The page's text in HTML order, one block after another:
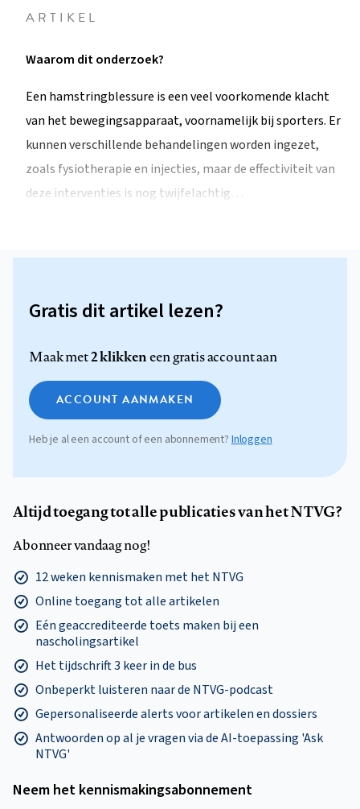
ARTIKEL
Waarom dit onderzoek?
Een hamstringblessure is een veel voorkomende klacht
van het bewegingsapparaat, voornamelijk bij sporters. Er
kunnen verschillende behandelingen worden ingezet,
zoals fysiotherapie en injecties, maar de effectiviteit van
deze interventies is nog twijfelachtig…
Gratis dit artikel lezen?
Maak met2 klikkeneen gratis account aan
ACCOUNT AANMAKEN
Heb je al een account of een abonnement?Inloggen
Altijd toegang tot alle publicaties van het NTVG?
Abonneer vandaag nog!
12 weken kennismaken met het NTVG
Online toegang tot alle artikelen
Eén geaccrediteerde toets maken bij een
nascholingsartikel
Het tijdschrift 3 keer in de bus
Onbeperkt luisteren naar de NTVG-podcast
Gepersonaliseerde alerts voor artikelen en dossiers
Antwoorden op al je vragen via de AI-toepassing 'Ask
NTVG'
Neem het kennismakings­abonnement